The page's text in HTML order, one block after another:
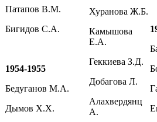
Патапов В.М.
Бигидов С.А.
1954-1955
Бедуганов М.А.
Дымов Х.Х.
Хуранова Ж.Б.
Камышова
Е.А.
Геккиева З.Д.
Добагова Л.
Алахвердянц
А.